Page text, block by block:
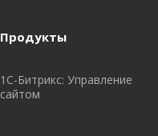
Продукты
1С-Битрикс: Управление
сайтом